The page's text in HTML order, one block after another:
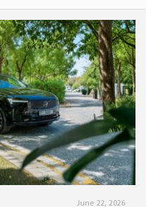
June 22, 2026